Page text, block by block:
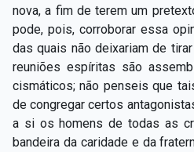
nova, a fim de terem um
pode, pois, corroborar essa
das quais não deixariam de
reuniões espíritas são
cismáticos; não penseis que
de congregar certos
a si os homens de todas as
bandeira da caridade e da